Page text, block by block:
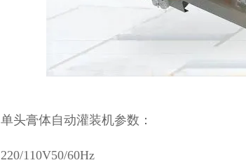
头膏体自动灌装机参数：
110V50/60Hz